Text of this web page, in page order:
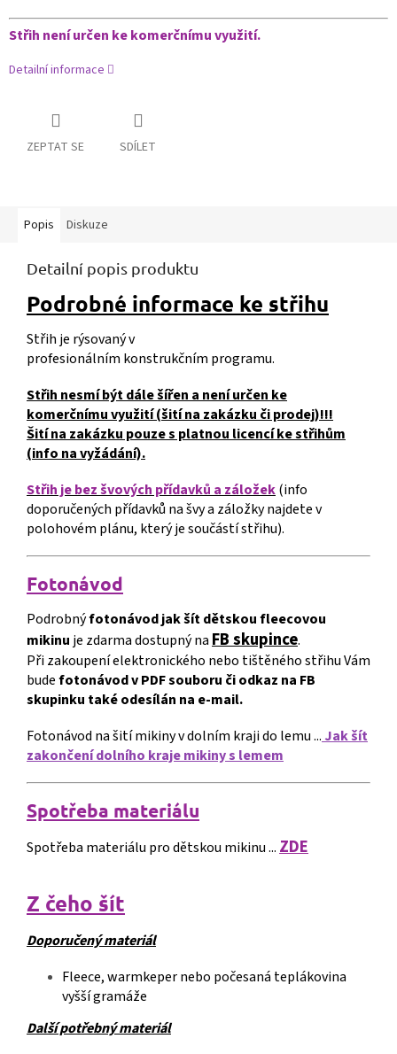
Střih není určen ke komerčnímu využití.
Detailní informace
ZEPTAT SE SDÍLET
Popis Diskuze
Detailní popis produktu
Podrobné informace ke střihu
Střih je rýsovaný v
profesionálním konstrukčním programu.
Střih nesmí být dále šířen a není určen ke
komerčnímu využití (šití na zakázku či prodej)!!!
Šití na zakázku pouze s platnou licencí ke střihům
(info na vyžádání).
Střih je bez švových přídavků a záložek(info
doporučených přídavků na švy a záložky najdete v
polohovém plánu, který je součástí střihu).
Fotonávod
Podrobnýfotonávod jak šít dětskou fleecovou
mikinu je zdarma dostupný naFB skupince.
Při zakoupení elektronického nebo tištěného střihu Vám
budefotonávod v PDF souboru či odkaz na FB
skupinku také odesílán na e-mail.
Fotonávod na šití mikiny v dolním kraji do lemu ... Jak šít
zakončení dolního kraje mikiny s lemem
Spotřeba materiálu
Spotřeba materiálu pro dětskou mikinu ...ZDE
Z čeho šít
Doporučený materiál
Fleece, warmkeper nebo počesaná teplákovina
vyšší gramáže
Další potřebný materiál